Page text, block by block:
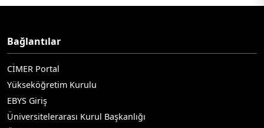
Bağlantılar
CİMER Portal
Yükseköğretim Kurulu
EBYS Giriş
Üniversitelerarası Kurul Başkanlığı